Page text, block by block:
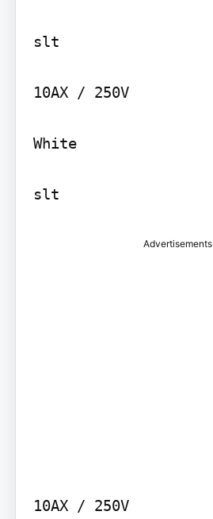
slt
10AX / 250V
White
slt
Advertisements
10AX / 250V